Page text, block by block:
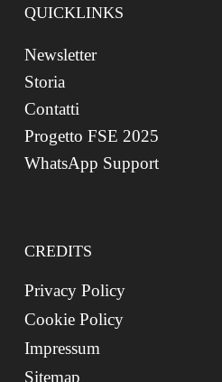
QUICKLINKS
Newsletter
Storia
Contatti
Progetto FSE 2025
WhatsApp Support
CREDITS
Privacy Policy
Cookie Policy
Impressum
Sitemap